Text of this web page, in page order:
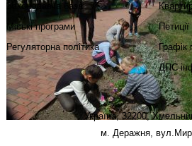
Законодавча база
Міські програми
Регуляторна політика
Графік
ДПС
Україна, 32200,
м. Деражня,